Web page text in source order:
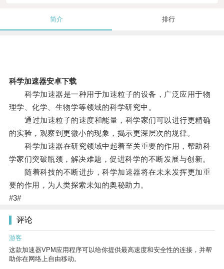
简介 排行
科学加速器安卓下载
科学加速器是一种用于加速粒子的设备，广泛应用于物
理学、化学、生物学等领域的科学研究中。
通过加速粒子的速度和能量，科学家们可以进行更精确
的实验，观察到更微小的现象，揭示更深层次的规律。
科学加速器在研究领域中起着至关重要的作用，帮助科
学家们突破瓶颈，解决难题，促进科学的不断发展与创新。
随着科技的不断进步，科学加速器将在未来发挥更加重
要的作用，为人类探索未知的奥秘助力。
#3#
评论
游客
这款加速器VPM应用程序可以给你提供最高速度和安全性的连接，并帮
助你在网络上自由移动。